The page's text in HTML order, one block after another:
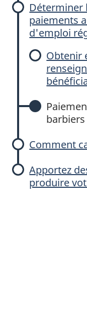
u
e
s
Déterminer
paiements
d'emploi
Obtenir
Comment
Apportez
produire